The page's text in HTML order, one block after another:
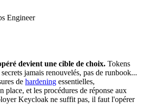
Engineer
devient une cible de choix. Tokens
secrets jamais renouvelés, pas de runbook...
de hardening essentielles,
place, et les procédures de réponse aux
Keycloak ne suffit pas, il faut l'opérer